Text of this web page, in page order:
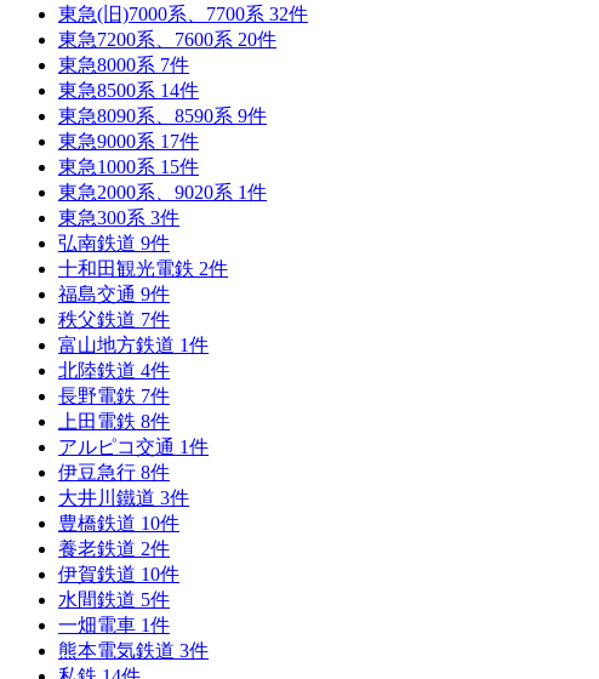
東急(旧)7000系、7700系 32件
東急7200系、7600系 20件
東急8000系 7件
東急8500系 14件
東急8090系、8590系 9件
東急9000系 17件
東急1000系 15件
東急2000系、9020系 1件
東急300系 3件
弘南鉄道 9件
十和田観光電鉄 2件
福島交通 9件
秩父鉄道 7件
富山地方鉄道 1件
北陸鉄道 4件
長野電鉄 7件
上田電鉄 8件
アルピコ交通 1件
伊豆急行 8件
大井川鐵道 3件
豊橋鉄道 10件
養老鉄道 2件
伊賀鉄道 10件
水間鉄道 5件
一畑電車 1件
熊本電気鉄道 3件